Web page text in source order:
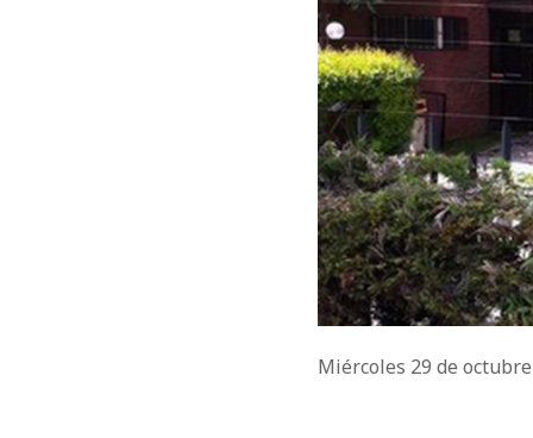
Miércoles 29 de